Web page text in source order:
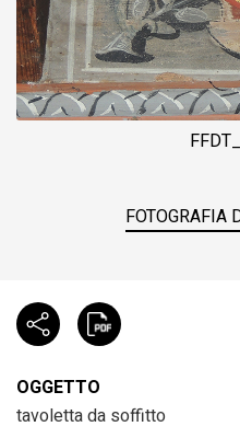
FOTOGRAFIA
OGGETTO
tavoletta da soffitto